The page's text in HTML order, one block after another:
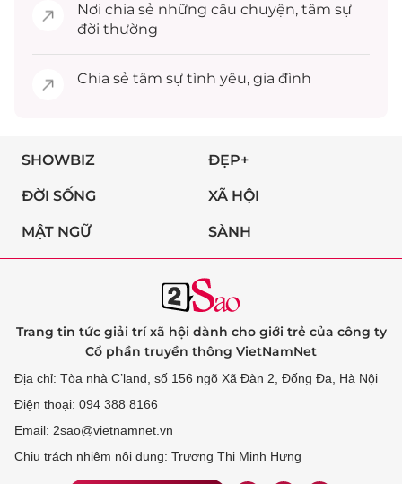
Nơi chia sẻ những câu chuyện, tâm sự
đời thường
Chia sẻ tâm sự tình yêu, gia đình
SHOWBIZ ĐẸP+
ĐỜI SỐNG XÃ HỘI
MẬT NGỮ SÀNH
Trang tin tức giải trí xã hội dành cho giới trẻ của công ty
Cổ phần truyền thông VietNamNet
Địa chỉ: Tòa nhà C’land, số 156 ngõ Xã Đàn 2, Đống Đa, Hà Nội
Điện thoại: 094 388 8166
Email: 2sao@vietnamnet.vn
Chịu trách nhiệm nội dung: Trương Thị Minh Hưng